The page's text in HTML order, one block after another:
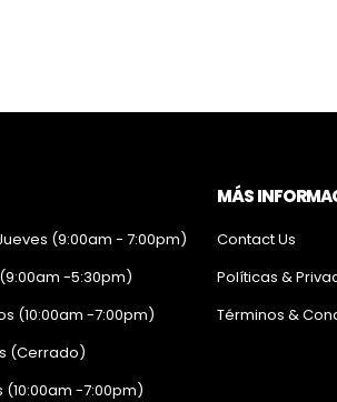
(9:00am - 7:00pm)
-5:30pm)
(10:00am -7:00pm)
(Cerrado)
(10:00am -7:00pm)
MÁS
Contact Us
Políticas &
Términos &